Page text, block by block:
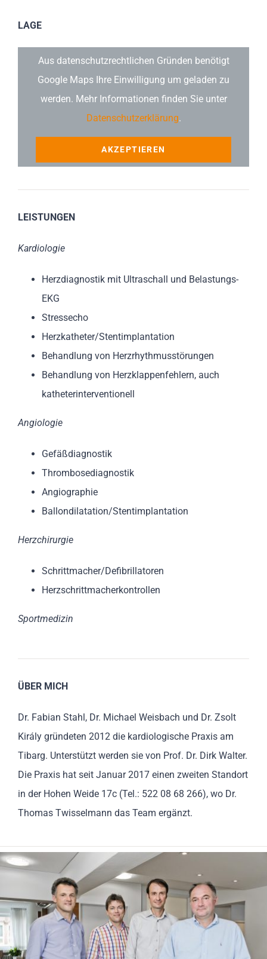
LAGE
Aus datenschutzrechtlichen Gründen benötigt
Google Maps Ihre Einwilligung um geladen zu
werden. Mehr Informationen finden Sie unter
Datenschutzerklärung.
AKZEPTIEREN
LEISTUNGEN
Kardiologie
Herzdiagnostik mit Ultraschall und Belastungs-
EKG
Stressecho
Herzkatheter/Stentimplantation
Behandlung von Herzrhythmusstörungen
Behandlung von Herzklappenfehlern, auch
katheterinterventionell
Angiologie
Gefäßdiagnostik
Thrombosediagnostik
Angiographie
Ballondilatation/Stentimplantation
Herzchirurgie
Schrittmacher/Defibrillatoren
Herzschrittmacherkontrollen
Sportmedizin
ÜBER MICH
Dr. Fabian Stahl, Dr. Michael Weisbach und Dr. Zsolt
Király gründeten 2012 die kardiologische Praxis am
Tibarg. Unterstützt werden sie von Prof. Dr. Dirk Walter.
Die Praxis hat seit Januar 2017 einen zweiten Standort
in der Hohen Weide 17c (Tel.: 522 08 68 266), wo Dr.
Thomas Twisselmann das Team ergänzt.